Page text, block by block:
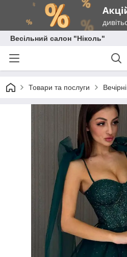
Весільний салон "Ніколь"
Товари та послуги